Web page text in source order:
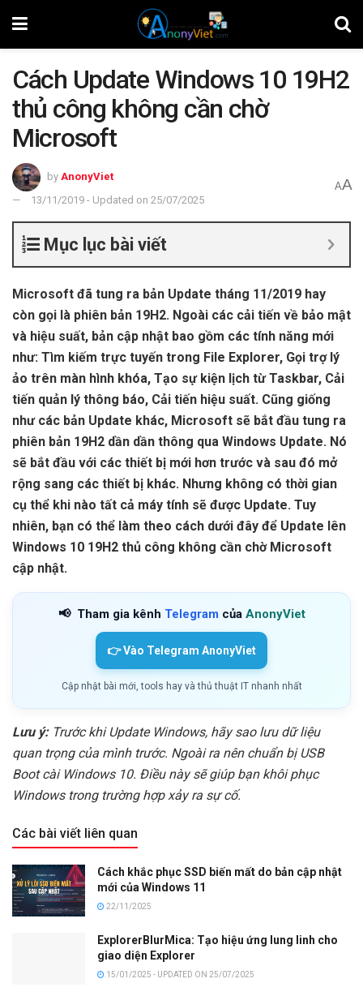
Cách Update Windows 10 19H2
thủ công không cần chờ
Microsoft
by AnonyViet
13/11/2019 - Updated on 25/07/2025
AA
Mục lục bài viết
Microsoft đã tung ra bản Update tháng 11/2019 hay
còn gọi là phiên bản 19H2. Ngoài các cải tiến về bảo mật
và hiệu suất, bản cập nhật bao gồm các tính năng mới
như: Tìm kiếm trực tuyến trong File Explorer, Gọi trợ lý
ảo trên màn hình khóa, Tạo sự kiện lịch từ Taskbar, Cải
tiến quản lý thông báo, Cải tiến hiệu suất. Cũng giống
như các bản Update khác, Microsoft sẽ bắt đầu tung ra
phiên bản 19H2 dần dần thông qua Windows Update. Nó
sẽ bắt đầu với các thiết bị mới hơn trước và sau đó mở
rộng sang các thiết bị khác. Nhưng không có thời gian
cụ thể khi nào tất cả máy tính sẽ được Update. Tuy
nhiên, bạn có thể làm theo cách dưới đây để Update lên
Windows 10 19H2 thủ công không cần chờ Microsoft
cập nhật.
📢 Tham gia kênh Telegram của AnonyViet
👉 Vào Telegram AnonyViet
Cập nhật bài mới, tools hay và thủ thuật IT nhanh nhất
Lưu ý:Trước khi Update Windows, hãy sao lưu dữ liệu
quan trọng của mình trước. Ngoài ra nên chuẩn bị USB
Boot cài Windows 10. Điều này sẽ giúp bạn khôi phục
Windows trong trường hợp xảy ra sự cố.
Các bài viết liên quan
Cách khắc phục SSD biến mất do bản cập nhật
mới của Windows 11
22/11/2025
ExplorerBlurMica: Tạo hiệu ứng lung linh cho
giao diện Explorer
15/01/2025 - UPDATED ON 25/07/2025